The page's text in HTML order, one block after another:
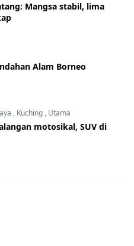
Mangsa stabil, lima
Alam Borneo
, Kuching, Utama
motosikal, SUV di